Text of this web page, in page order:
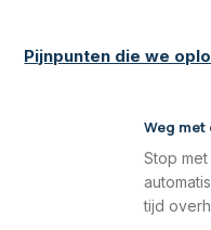
Pijnpunten die we
Weg met
Stop
tijd